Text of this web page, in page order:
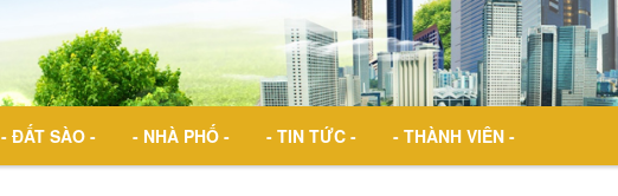
- ĐẤT SÀO - - NHÀ PHỐ - - TIN TỨC - - THÀNH VIÊN -